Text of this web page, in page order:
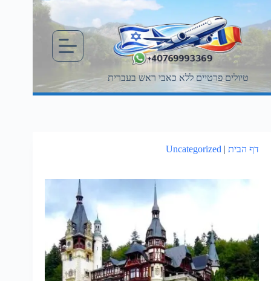
content
טיולים פרטיים ללא כאבי ראש בעברית
דף הבית |
Uncategorized